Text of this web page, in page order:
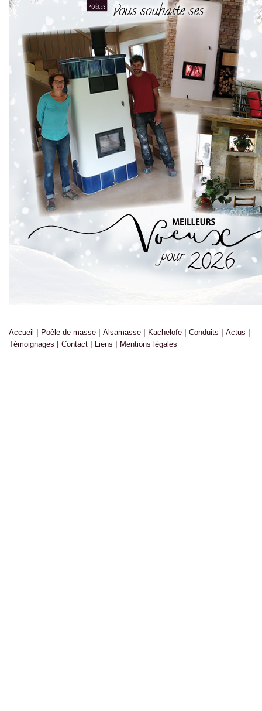
Accueil | Poêle de masse | Alsamasse | Kachelofe | Conduits | Actus |
Témoignages | Contact | Liens | Mentions légales